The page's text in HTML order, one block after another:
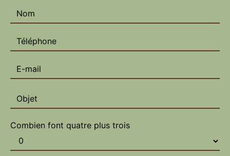
Combien font quatre plus trois